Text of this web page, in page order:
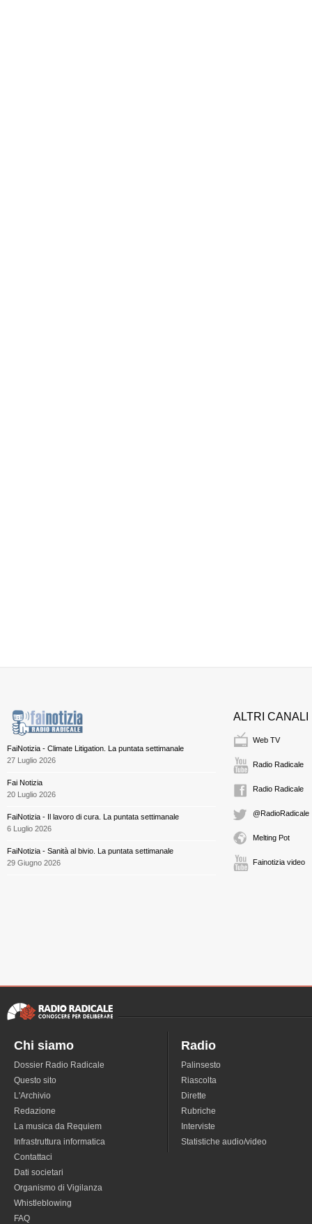
FaiNotizia - Climate Litigation. La puntata settimanale
27 Luglio 2026
Fai Notizia
20 Luglio 2026
FaiNotizia - Il lavoro di cura. La puntata settimanale
6 Luglio 2026
FaiNotizia - Sanità al bivio. La puntata settimanale
29 Giugno 2026
ALTRI CANALI
Web TV
Radio Radicale
Radio Radicale
@RadioRadicale
Melting Pot
Fainotizia video
Chi siamo
Dossier Radio Radicale
Questo sito
L'Archivio
Redazione
La musica da Requiem
Infrastruttura informatica
Contattaci
Dati societari
Organismo di Vigilanza
Whistleblowing
FAQ
Radio
Palinsesto
Riascolta
Dirette
Rubriche
Interviste
Statistiche audio/video